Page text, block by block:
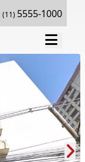
(11) 5555-1000